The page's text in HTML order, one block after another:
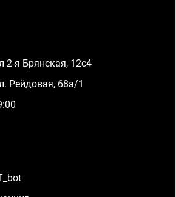
2-я Брянская, 12с4
Рейдовая, 68а/1